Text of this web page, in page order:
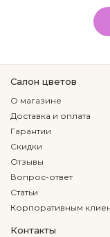
Салон цветов
О магазине
Доставка и оплата
Гарантии
Скидки
Отзывы
Вопрос-ответ
Статьи
Корпоративным
Контакты